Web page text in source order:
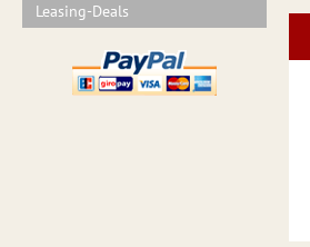
Leasing-Deals